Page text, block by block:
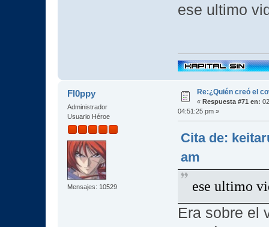
ese ultimo
Fl0ppy
Administrador
Usuario Héroe
Mensajes: 10529
Re:¿Quién creó el
« Respuesta #71 en:
04:51:25 pm »
Cita de:
am
ese ultimo
Era sobre el